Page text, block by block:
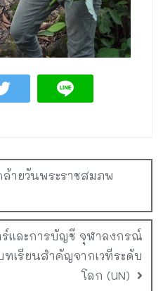
ายวันพระราชสมภพ
และการบัญชี จุฬาลงกรณ์
เรียนสำคัญจากเวทีระดับ
โลก (UN)